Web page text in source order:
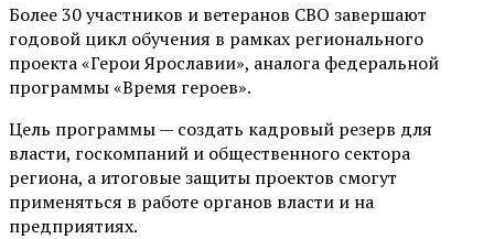
Более 30 участников и ветеранов СВО завершают
годовой цикл обучения в рамках регионального
проекта «Герои Ярославии», аналога федеральной
программы «Время героев».
Цель программы — создать кадровый резерв для
власти, госкомпаний и общественного сектора
региона, а итоговые защиты проектов смогут
применяться в работе органов власти и на
предприятиях.